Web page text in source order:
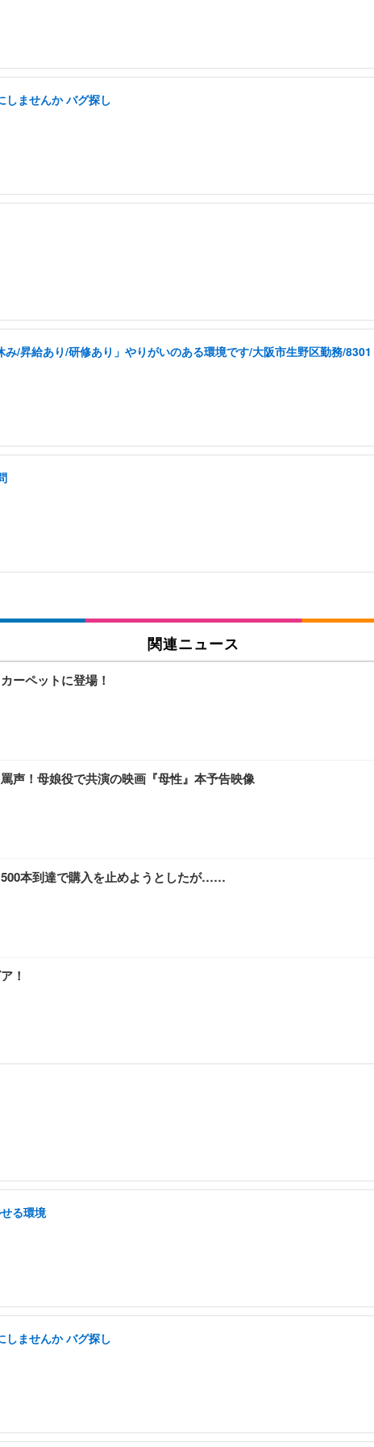
しませんか バグ探し
/昇給あり/研修あり」やりがいのある環境です/大阪市生野区勤務/8301
関連ニュース
ーペットに登場！
声！母娘役で共演の映画『母性』本予告映像
本到達で購入を止めようとしたが……
！
る環境
しませんか バグ探し